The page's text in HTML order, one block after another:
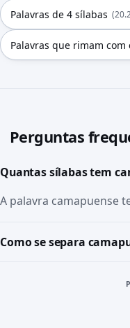
Palavras de 4 sílabas
Palavras que rimam com
Perguntas
Quantas sílabas tem
A palavra camapuense
Como se separa